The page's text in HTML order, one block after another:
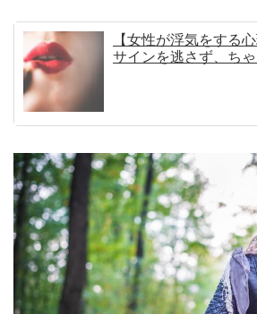
【女性が浮気をする
サインを逃さず、ち